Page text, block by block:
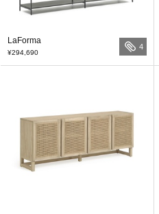
LaForma
¥294,690
4